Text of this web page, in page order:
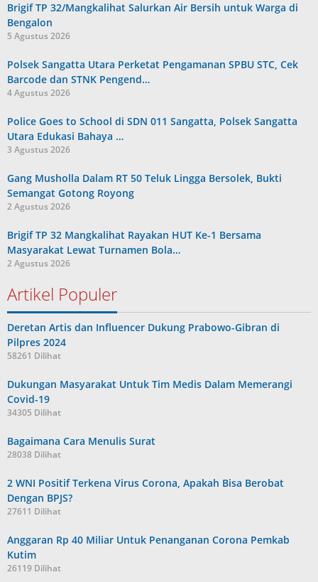
Brigif TP 32/Mangkalihat Salurkan Air Bersih untuk Warga di
Bengalon
5 Agustus 2026
Polsek Sangatta Utara Perketat Pengamanan SPBU STC, Cek
Barcode dan STNK Pengend…
4 Agustus 2026
Police Goes to School di SDN 011 Sangatta, Polsek Sangatta
Utara Edukasi Bahaya …
3 Agustus 2026
Gang Musholla Dalam RT 50 Teluk Lingga Bersolek, Bukti
Semangat Gotong Royong
2 Agustus 2026
Brigif TP 32 Mangkalihat Rayakan HUT Ke-1 Bersama
Masyarakat Lewat Turnamen Bola…
2 Agustus 2026
Artikel Populer
Deretan Artis dan Influencer Dukung Prabowo-Gibran di
Pilpres 2024
58261 Dilihat
Dukungan Masyarakat Untuk Tim Medis Dalam Memerangi
Covid-19
34305 Dilihat
Bagaimana Cara Menulis Surat
28038 Dilihat
2 WNI Positif Terkena Virus Corona, Apakah Bisa Berobat
Dengan BPJS?
27611 Dilihat
Anggaran Rp 40 Miliar Untuk Penanganan Corona Pemkab
Kutim
26119 Dilihat